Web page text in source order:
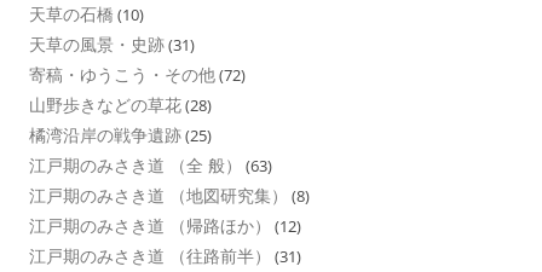
天草の石橋 (10)
天草の風景・史跡(31)
寄稿・ゆうこう・その他(72)
山野歩きなどの草花(28)
橘湾沿岸の戦争遺跡(25)
江戸期のみさき道 （全 般） (63)
江戸期のみさき道 （地図研究集） (8)
江戸期のみさき道 （帰路ほか） (12)
江戸期のみさき道 （往路前半） (31)